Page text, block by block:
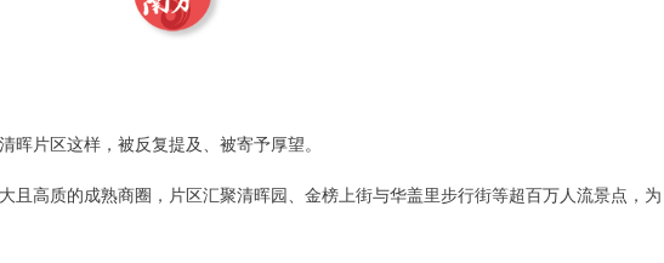
片区这样，被反复提及、被寄予厚望。
且高质的成熟商圈，片区汇聚清晖园、金榜上街与华盖里步行街等超百万人流景点，为